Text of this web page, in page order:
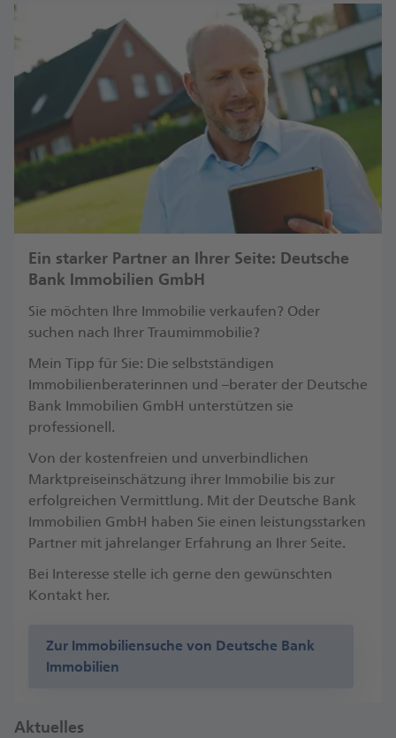
Ein starker Partner an Ihrer Seite: Deutsche
Bank Immobilien GmbH
Sie möchten Ihre Immobilie verkaufen? Oder
suchen nach Ihrer Traumimmobilie?
Mein Tipp für Sie: Die selbstständigen
Immobilienberaterinnen und –berater der Deutsche
Bank Immobilien GmbH unterstützen sie
professionell.
Von der kostenfreien und unverbindlichen
Marktpreiseinschätzung ihrer Immobilie bis zur
erfolgreichen Vermittlung. Mit der Deutsche Bank
Immobilien GmbH haben Sie einen leistungsstarken
Partner mit jahrelanger Erfahrung an Ihrer Seite.
Bei Interesse stelle ich gerne den gewünschten
Kontakt her.
Zur Immobiliensuche von Deutsche Bank
Immobilien
Aktuelles